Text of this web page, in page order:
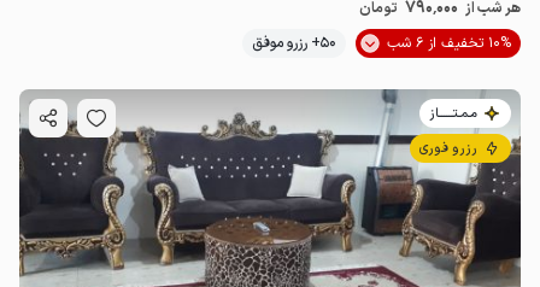
هر شب از 790٬000 تومان
10% تخفیف از 6 شب
50+ رزرو موفق
مـمـتــــــاز
رزرو فوری